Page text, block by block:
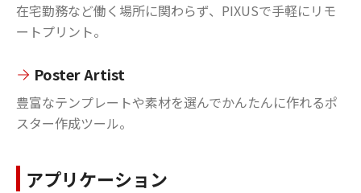
在宅勤務など働く場所に関わらず、PIXUSで手軽にリモ
ートプリント。
Poster Artist
豊富なテンプレートや素材を選んでかんたんに作れるポ
スター作成ツール。
アプリケーション